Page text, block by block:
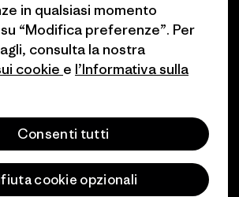
All Rights Reserved.
in qualsiasi momento
“Modifica preferenze”. Per
consulta la nostra
cookie e l’Informativa sulla
Consenti tutti
cookie opzionali